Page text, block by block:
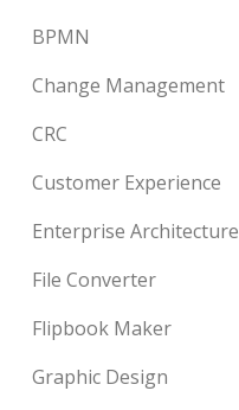
BPMN
Change Management
CRC
Customer Experience
Enterprise Architecture
File Converter
Flipbook Maker
Graphic Design